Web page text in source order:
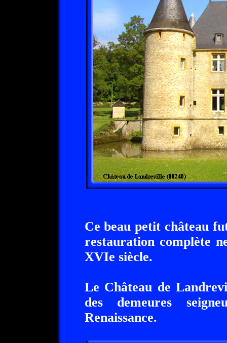
Ce beau petit château
restauration complète
XVIe siècle.
Le Château de
des demeures
Renaissance.